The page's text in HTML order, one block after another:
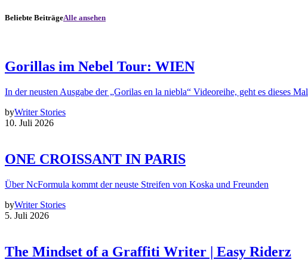
Beliebte BeiträgeAlle ansehen
Gorillas im Nebel Tour: WIEN
In der neusten Ausgabe der „Gorilas en la niebla“ Videoreihe, geht es dieses Mal
byWriter Stories
10. Juli 2026
ONE CROISSANT IN PARIS
Über NcFormula kommt der neuste Streifen von Koska und Freunden
byWriter Stories
5. Juli 2026
The Mindset of a Graffiti Writer | Easy Riderz